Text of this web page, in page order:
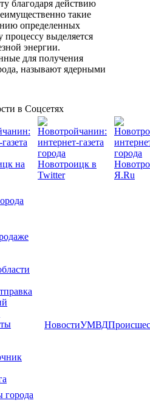
благодаря действию
такие
определенных
процессу выделяется
энергии.
для получения
называют ядерными
в Соцсетях
НовостиУМВД